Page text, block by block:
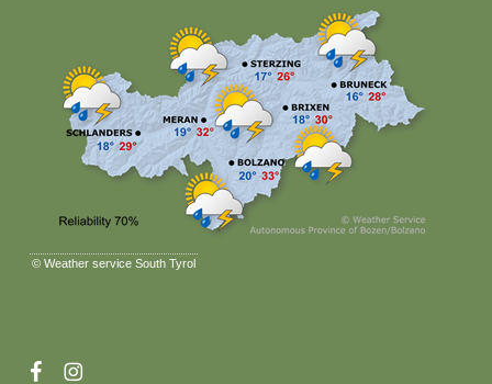
© Weather service South Tyrol
facebookinstagram